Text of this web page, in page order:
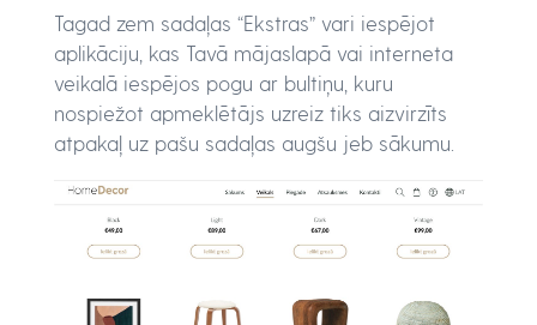
Tagad zem sadaļas “Ekstras” vari iespējot
aplikāciju, kas Tavā mājaslapā vai interneta
veikalā iespējos pogu ar bultiņu, kuru
nospiežot apmeklētājs uzreiz tiks aizvirzīts
atpakaļ uz pašu sadaļas augšu jeb sākumu.